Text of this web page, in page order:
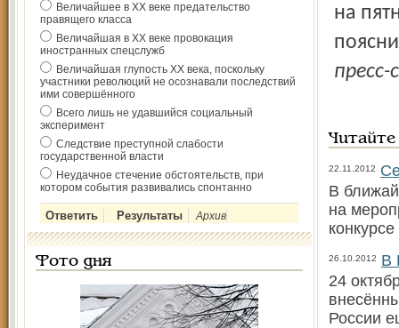
Величайшее в ХХ веке предательство
правящего класса
Величайшая в ХХ веке провокация
иностранных спецслужб
Величайшая глупость ХХ века, поскольку
участники революций не осознавали последствий
ими совершённого
Всего лишь не удавшийся социальный
эксперимент
Следствие преступной слабости
государственной власти
Неудачное стечение обстоятельств, при
котором события развивались спонтанно
Архив
Фото дня
на
22.11.2012
В
на
26.10.2012
В
24
России